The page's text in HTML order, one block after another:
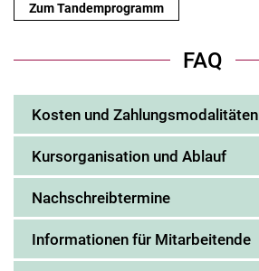
Zum Tandemprogramm
FAQ
Kosten und Zahlungsmodalitäten
Kursorganisation und Ablauf
Nachschreibtermine
Informationen für Mitarbeitende